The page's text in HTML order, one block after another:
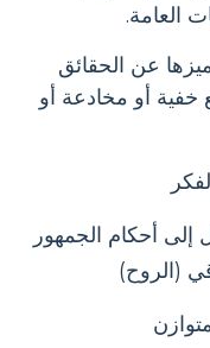
العامة.
عن الحقائق
أو مخادعة أو
إلى أحكام الجمهور
(الروح)